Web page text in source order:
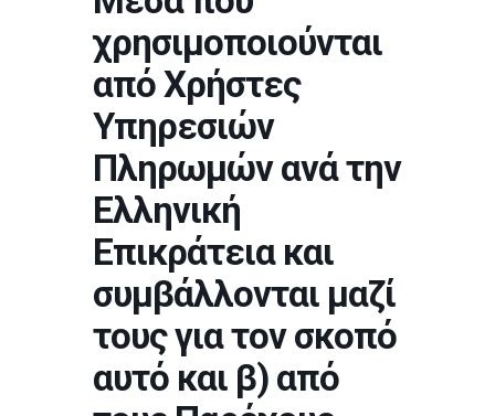
χρησιμοποιούνται
από Χρήστες
Υπηρεσιών
Πληρωμών ανά την
Ελληνική
Επικράτεια και
συμβάλλονται μαζί
τους για τον σκοπό
αυτό και β) από